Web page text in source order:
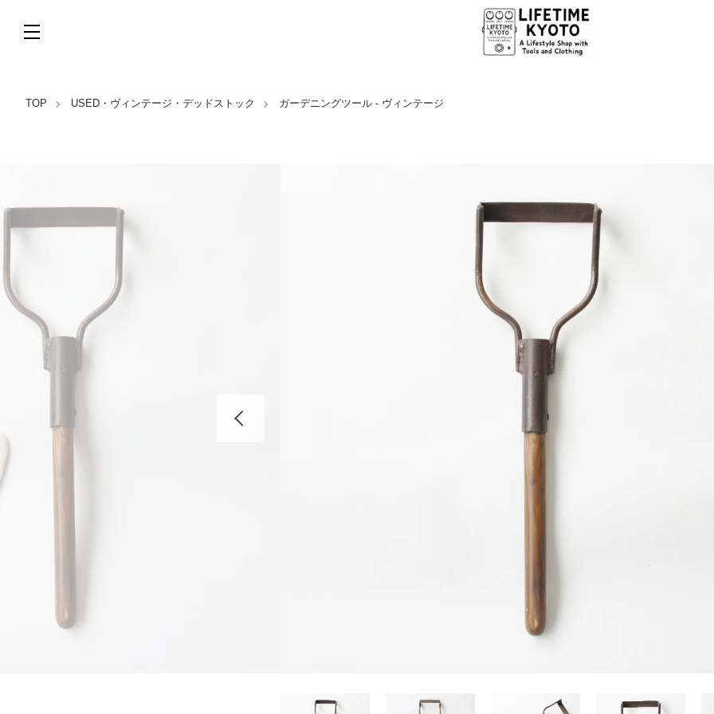
TOP USED・ヴィンテージ・デッドストック ガーデニングツール - ヴィンテージ